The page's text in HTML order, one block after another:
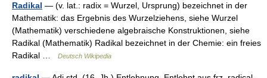
Radikal — (v. lat.: radix = Wurzel, Ursprung) bezeichnet in der
Mathematik: das Ergebnis des Wurzelziehens, siehe Wurzel
(Mathematik) verschiedene algebraische Konstruktionen, siehe
Radikal (Mathematik) Radikal bezeichnet in der Chemie: ein freies
Radikal …
Deutsch Wikipedia